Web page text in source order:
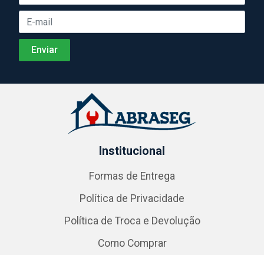
Institucional
Formas de Entrega
Política de Privacidade
Política de Troca e Devolução
Como Comprar